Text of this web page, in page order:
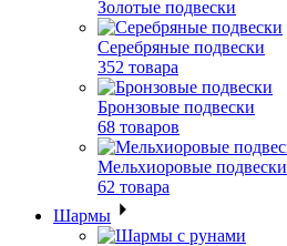
Золотые подвески
Серебряные подвески
352 товара
Бронзовые подвески
68 товаров
Мельхиоровые подвески
62 товара
Шармы